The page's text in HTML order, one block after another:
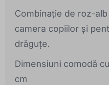
Combinație de roz-
camera copiilor și
drăguțe.
Dimensiuni comodă
cm